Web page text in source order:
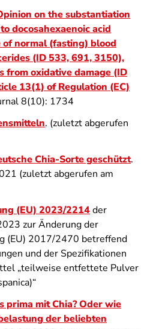
on the substantiation
docosahexaenoic acid
normal (fasting) blood
(ID 533, 691, 3150),
from oxidative damage (ID
13(1) of Regulation (EC)
8(10): 1734
. (zuletzt abgerufen
Chia-Sorte geschützt.
(zuletzt abgerufen am
(EU) 2023/2214der
zur Änderung der
(EU) 2017/2470 betreffend
und der Spezifikationen
„teilweise entfettete Pulver
prima mit Chia? Oder wie
der beliebten